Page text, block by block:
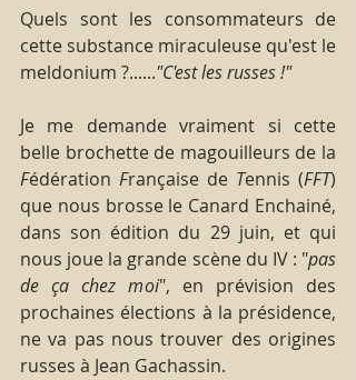
Quels sont les consommateurs de
cette substance miraculeuse qu'est le
meldonium ?......"C'est les russes !"
Je me demande vraiment si cette
Fédération Française de Tennis (FFT)
que nous brosse le Canard Enchainé,
dans son édition du 29 juin, et qui
nous joue la grande scène du IV : "pas
de ça chez moi", en prévision des
prochaines élections à la présidence,
ne va pas nous trouver des origines
russes à Jean Gachassin.